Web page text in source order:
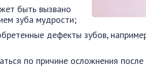
быть вызвано
зуба мудрости;
дефекты зубов,
по причине осложнения